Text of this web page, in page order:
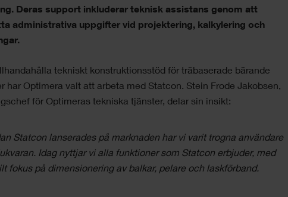
Deras support inkluderar teknisk assistans genom att
administrativa uppgifter vid projektering, kalkylering och
tekniskt konstruktionsstöd för träbaserade bärande
har Optimera valt att arbeta med Statcon. Stein Frode Jakobsen,
för Optimeras tekniska tjänster, delar sin insikt:
Statcon lanserades på marknaden har vi varit trogna användare
Idag nyttjar vi alla funktioner som Statcon erbjuder, med
fokus på dimensionering av balkar, pelare och laskförband.